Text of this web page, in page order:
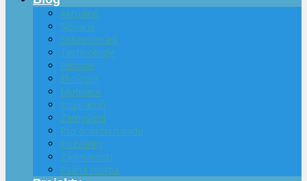
Aktuálně
Slované
Sebepoznání
Technologie
Historie
Ekologie
Motivace
Inspirátoři
Zamyšlení
Pro dobrou náladu
Pozvánky
Zajímavosti
Psaná tvorba